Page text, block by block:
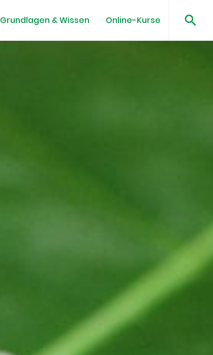
Grundlagen & Wissen Online-Kurse